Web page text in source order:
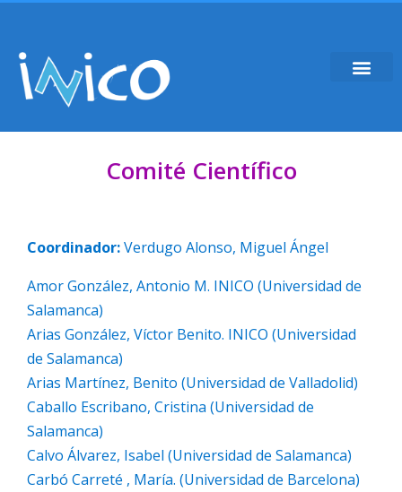
Comité Científico
Coordinador:Verdugo Alonso, Miguel Ángel
Amor González, Antonio M. INICO (Universidad de
Salamanca)
Arias González, Víctor Benito. INICO (Universidad
de Salamanca)
Arias Martínez, Benito (Universidad de Valladolid)
Caballo Escribano, Cristina (Universidad de
Salamanca)
Calvo Álvarez, Isabel (Universidad de Salamanca)
Carbó Carreté , María. (Universidad de Barcelona)